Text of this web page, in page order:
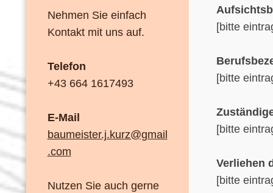
[bitte
[bitte
[bitte
Verliehen
[bitte
Nehmen Sie einfach
Kontakt mit uns auf.
Telefon
+43 664 1617493
E-Mail
baumeister.j.kurz@gmail
.com
Nutzen Sie auch gerne